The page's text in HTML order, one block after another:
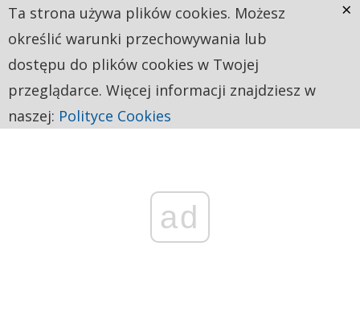
ad
Ta strona używa plików cookies. Możesz
określić warunki przechowywania lub
dostępu do plików cookies w Twojej
przeglądarce. Więcej informacji znajdziesz w
naszej: Polityce Cookies
×